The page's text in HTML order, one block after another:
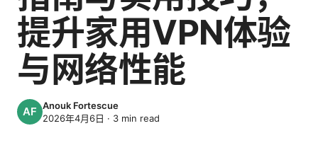
提升家用VPN体验
与网络性能
Anouk Fortescue
2026年4月6日 · 3 min read